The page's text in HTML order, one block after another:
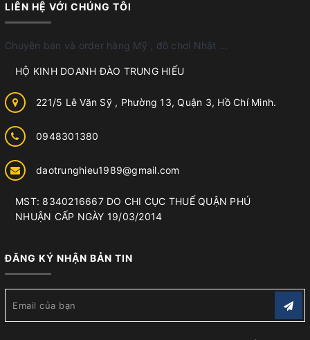
LIÊN HỆ VỚI CHÚNG TÔI
Chuyên bán và order hàng Mỹ , đồ chơi Nhật ...
HỘ KINH DOANH ĐÀO TRUNG HIẾU
221/5 Lê Văn Sỹ , Phường 13, Quận 3, Hồ Chí Minh.
0948301380
daotrunghieu1989@gmail.com
MST: 8340216667 DO CHI CỤC THUẾ QUẬN PHÚ
NHUẬN CẤP NGÀY 19/03/2014
ĐĂNG KÝ NHẬN BẢN TIN